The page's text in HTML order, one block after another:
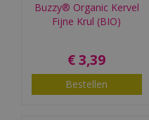
Buzzy® Organic Kervel
Fijne Krul (BIO)
€ 3,39
Bestellen